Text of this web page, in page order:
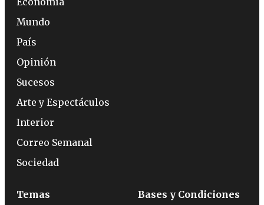
Mundo
País
Opinión
Sucesos
Arte y Espectáculos
Interior
Correo Semanal
Sociedad
Temas Bases y Condiciones